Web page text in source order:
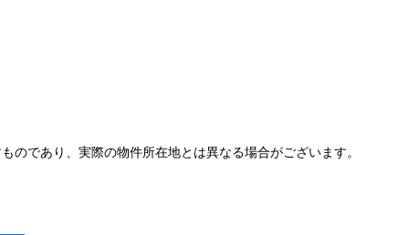
であり、実際の物件所在地とは異なる場合がございます。